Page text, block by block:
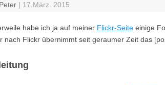
Peter | 17.März. 2015
habe ich ja auf meiner Flickr-Seiteeinige
nach Flickr übernimmt seit geraumer Zeit das